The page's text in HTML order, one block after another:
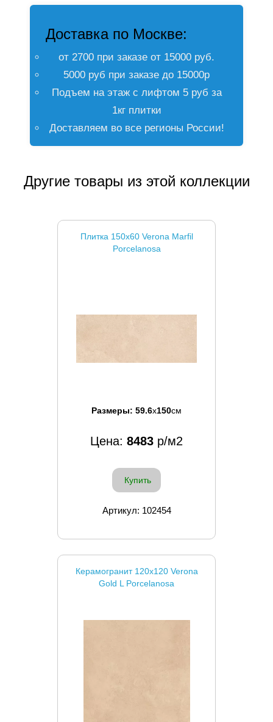
Доставка по Москве:
от 2700 при заказе от 15000 руб.
5000 руб при заказе до 15000р
Подъем на этаж с лифтом 5 руб за
1кг плитки
Доставляем во все регионы России!
Другие товары из этой коллекции
Плитка 150x60 Verona Marfil
Porcelanosa
Размеры: 59.6x150см
Цена: 8483 р/м2
Купить
Артикул: 102454
Керамогранит 120x120 Verona
Gold L Porcelanosa